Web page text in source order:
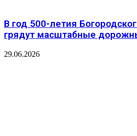
В год 500-летия
грядут масштабные
29.06.2026